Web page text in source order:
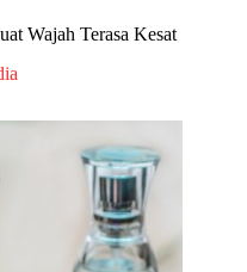
Wajah Terasa Kesat